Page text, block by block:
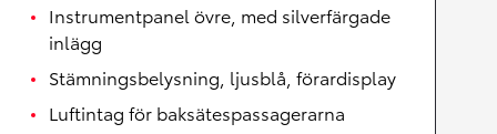
Instrumentpanel övre, med silverfärgade
inlägg
Stämningsbelysning, ljusblå, förardisplay
Luftintag för baksätespassagerarna